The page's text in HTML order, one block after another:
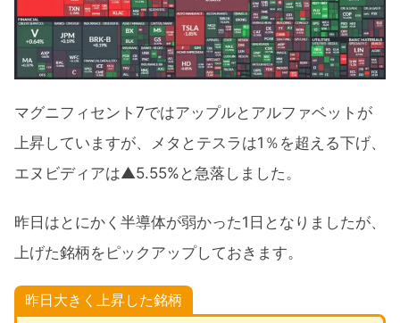
マグニフィセント7ではアップルとアルファベットが
上昇していますが、メタとテスラは1％を超える下げ、
エヌビディアは▲5.55%と急落しました。
昨日はとにかく半導体が弱かった1日となりましたが、
上げた銘柄をピックアップしておきます。
昨日大きく上昇した銘柄